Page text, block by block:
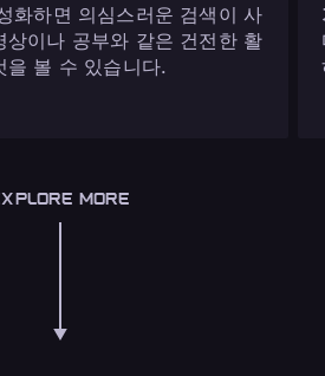
화하면 의심스러운 검색이 사
상이나 공부와 같은 건전한 활
을 볼 수 있습니다.
MORE